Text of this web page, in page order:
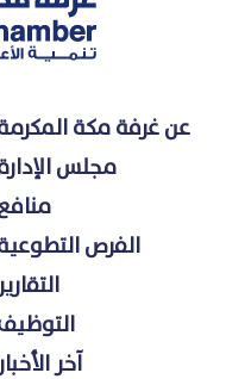
عن غرفة مكة
مجلس
الفرص
آخر